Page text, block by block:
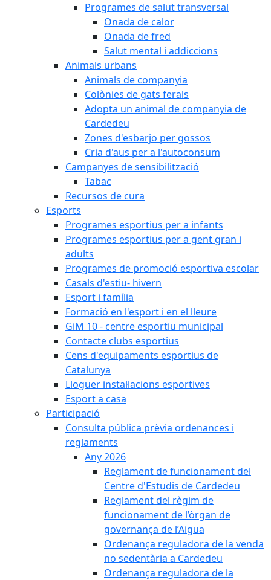
Programes de salut transversal
Onada de calor
Onada de fred
Salut mental i addiccions
Animals urbans
Animals de companyia
Colònies de gats ferals
Adopta un animal de companyia de
Cardedeu
Zones d'esbarjo per gossos
Cria d'aus per a l'autoconsum
Campanyes de sensibilització
Tabac
Recursos de cura
Esports
Programes esportius per a infants
Programes esportius per a gent gran i
adults
Programes de promoció esportiva escolar
Casals d'estiu- hivern
Esport i família
Formació en l'esport i en el lleure
GiM 10 - centre esportiu municipal
Contacte clubs esportius
Cens d'equipaments esportius de
Catalunya
Lloguer instal·lacions esportives
Esport a casa
Participació
Consulta pública prèvia ordenances i
reglaments
Any 2026
Reglament de funcionament del
Centre d'Estudis de Cardedeu
Reglament del règim de
funcionament de l’òrgan de
governança de l’Aigua
Ordenança reguladora de la venda
no sedentària a Cardedeu
Ordenança reguladora de la